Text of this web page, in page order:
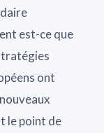
est-ce que
ont
le point de